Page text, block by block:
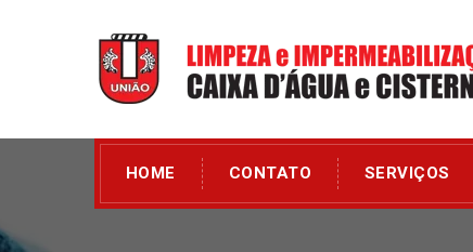
HOME CONTATO SERVIÇOS